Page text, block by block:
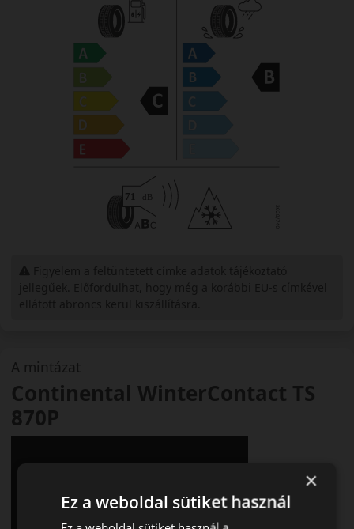
A mintázat
Continental WinterContact TS
870P
×
Ez a weboldal sütiket használ